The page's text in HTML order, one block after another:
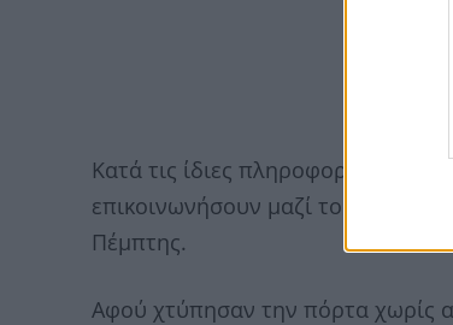
Κατά τις ίδιες πληροφορίες, οι
επικοινωνήσουν μαζί τους εδώ
Πέμπτης.
Αφού χτύπησαν την πόρτα χωρίς